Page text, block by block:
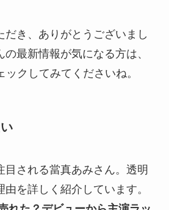
だき、ありがとうございまし
最新情報が気になる方は、
クしてみてくださいね。
目される當真あみさん。透明
を詳しく紹介しています。